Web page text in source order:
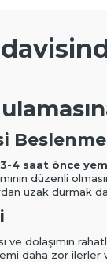
4 saat önce
düzenli
uzak durmak
dolaşımın
daha zor ilerler